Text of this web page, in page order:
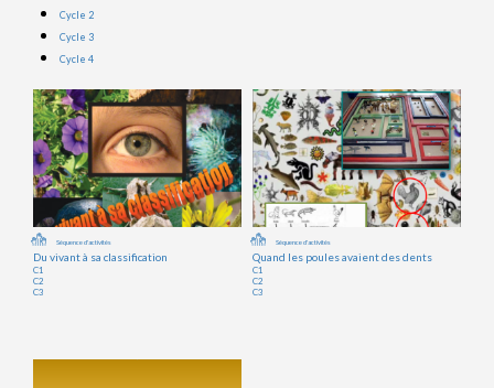
Cycle 2
Cycle 3
Cycle 4
Séquence d'activités
Du vivant à sa classification
C1
C2
C3
Séquence d'activités
Quand les poules avaient des dents
C1
C2
C3